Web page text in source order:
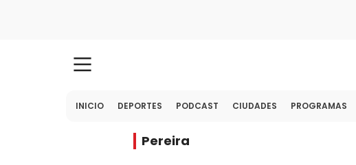
INICIO DEPORTES PODCAST CIUDADES PROGRAMAS
Pereira